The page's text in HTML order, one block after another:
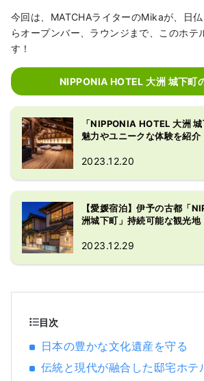
今回は、MATCHAライターのMikaが、日
らオープンバー、ラウンジまで、このホテ
す！
NIPPONIA HOTEL 大洲 城下町
「NIPPONIA HOTEL 大洲
魅力やユニークな体験を紹介
2023.12.20
【愛媛宿泊】伊予の古都「
洲城下町」持続可能な観光地
2023.12.29
目次
日本の豊かな文化遺産を守る
伝統と現代が融合した邸宅ホテ